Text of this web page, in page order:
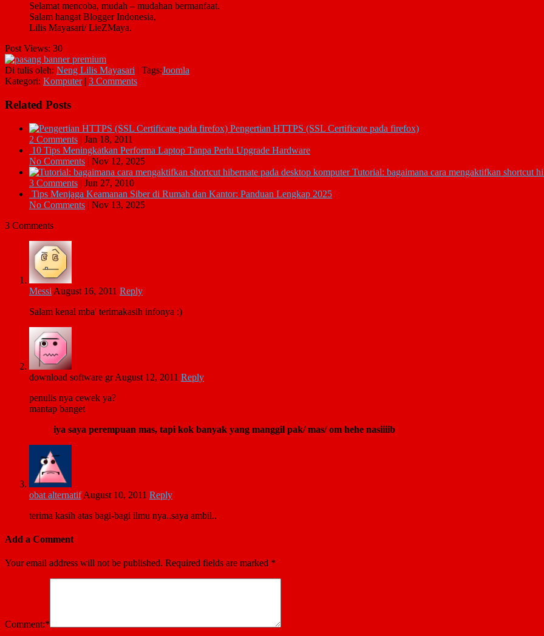
Selamat mencoba, mudah – mudahan bermanfaat.
Salam hangat Blogger Indonesia,
Lilis Mayasari/ LieZMaya.
Post Views: 30
Di tulis oleh: Neng Lilis Mayasari | Tags:Joomla
Kategori: Komputer| 3 Comments
Related Posts
Pengertian HTTPS (SSL Certificate pada firefox)
2 Comments | Jan 18, 2011
10 Tips Meningkatkan Performa Laptop Tanpa Perlu Upgrade Hardware
No Comments | Nov 12, 2025
Tutorial: bagaimana cara mengaktifkan shortcut
3 Comments | Jun 27, 2010
Tips Menjaga Keamanan Siber di Rumah dan Kantor: Panduan Lengkap 2025
No Comments | Nov 13, 2025
3 Comments
Messi August 16, 2011 Reply
Salam kenal mba' terimakasih infonya :)
download software gr August 12, 2011 Reply
penulis nya cewek ya?
mantap banget
iya saya perempuan mas, tapi kok banyak yang manggil pak/ mas/ om hehe nasiiiib
obat alternatif August 10, 2011 Reply
terima kasih atas bagi-bagi ilmu nya..saya ambil..
Add a Comment
Your email address will not be published. Required fields are marked *
Comment:*